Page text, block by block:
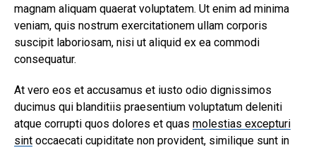
magnam aliquam quaerat voluptatem. Ut enim ad minima
veniam, quis nostrum exercitationem ullam corporis
suscipit laboriosam, nisi ut aliquid ex ea commodi
consequatur.
At vero eos et accusamus et iusto odio dignissimos
ducimus qui blanditiis praesentium voluptatum deleniti
atque corrupti quos dolores et quas molestias excepturi
sint occaecati cupiditate non provident, similique sunt in